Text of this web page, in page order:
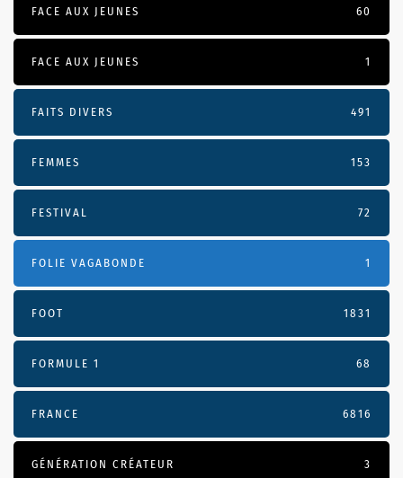
FACE AUX JEUNES 60
FACE AUX JEUNES 1
FAITS DIVERS 491
FEMMES 153
FESTIVAL 72
FOLIE VAGABONDE 1
FOOT 1831
FORMULE 1 68
FRANCE 6816
GÉNÉRATION CRÉATEUR 3